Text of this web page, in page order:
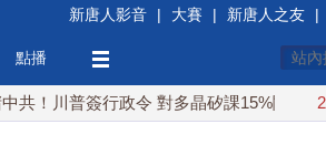
新唐人影音 | 大賽 | 新唐人之友 |
點播
簽行政令 對多晶矽課15%關稅 白海